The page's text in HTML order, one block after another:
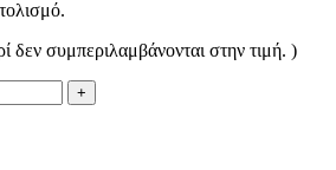
δεν συμπεριλαμβάνονται στην τιμή. )